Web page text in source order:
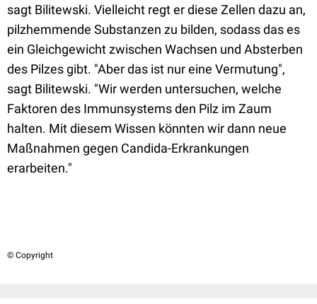
sagt Bilitewski. Vielleicht regt er diese Zellen dazu an,
pilzhemmende Substanzen zu bilden, sodass das es
ein Gleichgewicht zwischen Wachsen und Absterben
des Pilzes gibt. "Aber das ist nur eine Vermutung",
sagt Bilitewski. "Wir werden untersuchen, welche
Faktoren des Immunsystems den Pilz im Zaum
halten. Mit diesem Wissen könnten wir dann neue
Maßnahmen gegen Candida-Erkrankungen
erarbeiten."
© Copyright